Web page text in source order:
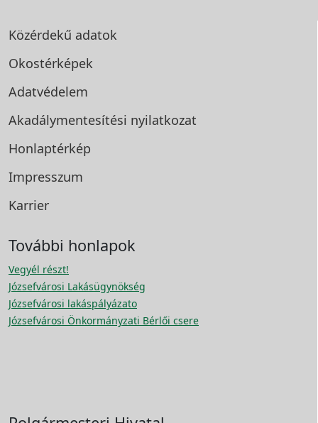
Közérdekű adatok
Okostérképek
Adatvédelem
Akadálymentesítési nyilatkozat
Honlaptérkép
Impresszum
Karrier
További honlapok
Vegyél részt!
Józsefvárosi Lakásügynökség
Józsefvárosi lakáspályázato
Józsefvárosi Önkormányzati Bérlői csere